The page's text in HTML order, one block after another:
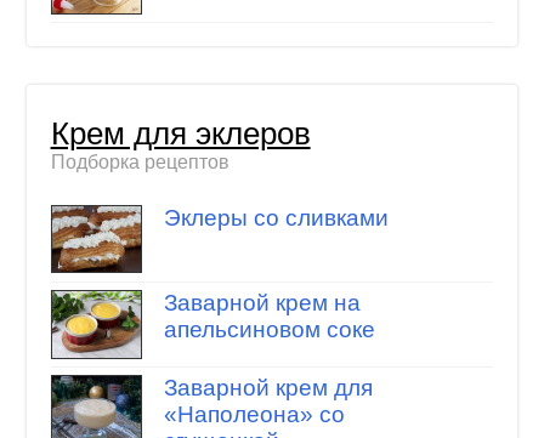
Крем для эклеров
Подборка рецептов
Эклеры со сливками
Заварной крем на
апельсиновом соке
Заварной крем для
«Наполеона» со